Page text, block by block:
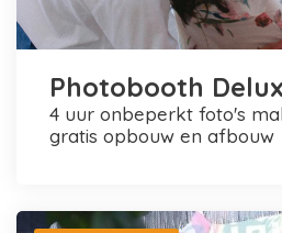
Photobooth
4 uur onbeperkt foto's maken en printen +
gratis opbouw en afbouw